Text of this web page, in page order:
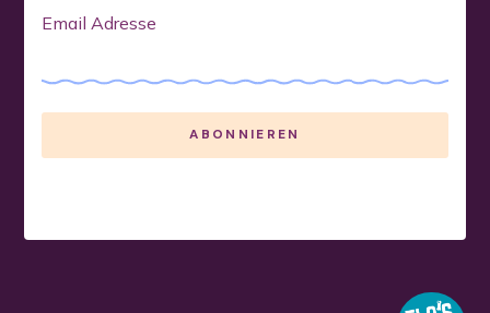
Email Adresse